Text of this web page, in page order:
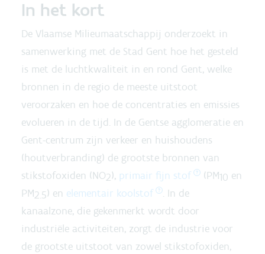
In het kort
De Vlaamse Milieumaatschappij onderzoekt in
samenwerking met de Stad Gent hoe het gesteld
is met de luchtkwaliteit in en rond Gent, welke
bronnen in de regio de meeste uitstoot
veroorzaken en hoe de concentraties en emissies
evolueren in de tijd. In de Gentse agglomeratie en
Gent-centrum zijn verkeer en huishoudens
(houtverbranding) de grootste bronnen van
stikstofoxiden (NO2), primair fijn stof (PM10 en
PM2.5) en elementair koolstof
. In de
kanaalzone, die gekenmerkt wordt door
industriële activiteiten, zorgt de industrie voor
de grootste uitstoot van zowel stikstofoxiden,